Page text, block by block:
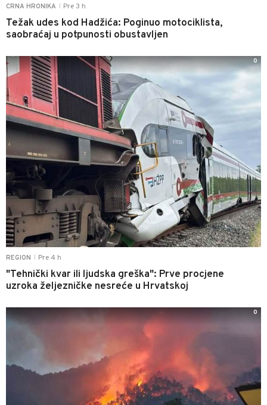
CRNA HRONIKA Pre 3 h
Težak udes kod Hadžića: Poginuo motociklista,
saobraćaj u potpunosti obustavljen
REGION Pre 4 h
"Tehnički kvar ili ljudska greška": Prve procjene
uzroka željezničke nesreće u Hrvatskoj
0
0